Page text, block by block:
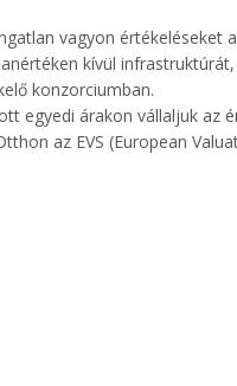
vagyon értékeléseket
kívül
konzorciumban.
egyedi árakon vállaljuk az
az EVS (European